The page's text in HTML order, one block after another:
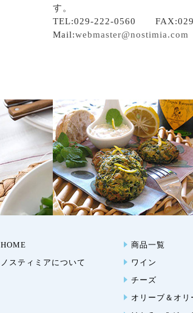
す。
TEL:029-222-0560
Mail:webmaster@nostimia.com
HOME
ノスティミアについて
商品一覧
ワイン
チーズ
オリーブ＆オリ